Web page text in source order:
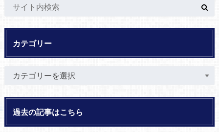
カテゴリー
過去の記事はこちら